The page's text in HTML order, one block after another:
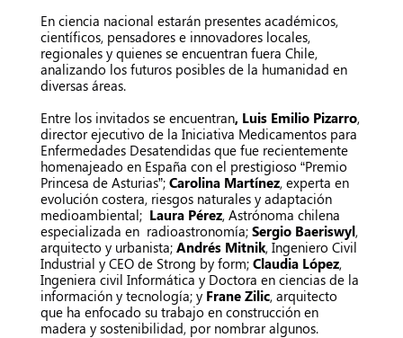
En ciencia nacional estarán presentes académicos,
científicos, pensadores e innovadores locales,
regionales y quienes se encuentran fuera Chile,
analizando los futuros posibles de la humanidad en
diversas áreas.
Entre los invitados se encuentran, Luis Emilio Pizarro,
director ejecutivo de la Iniciativa Medicamentos para
Enfermedades Desatendidas que fue recientemente
homenajeado en España con el prestigioso “Premio
Princesa de Asturias”; Carolina Martínez, experta en
evolución costera, riesgos naturales y adaptación
medioambiental; Laura Pérez, Astrónoma chilena
especializada en radioastronomía; Sergio Baeriswyl,
arquitecto y urbanista; Andrés Mitnik, Ingeniero Civil
Industrial y CEO de Strong by form; Claudia López,
Ingeniera civil Informática y Doctora en ciencias de la
información y tecnología; y Frane Zilic, arquitecto
que ha enfocado su trabajo en construcción en
madera y sostenibilidad, por nombrar algunos.